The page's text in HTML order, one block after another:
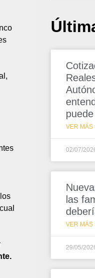
VER MÁS
02/07/
las
VER MÁS
29/05/